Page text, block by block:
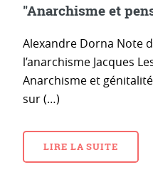
"Anarchisme et
Alexandre Dorna Note
l’anarchisme Jacques
Anarchisme et
sur (…)
LIRE LA SUITE